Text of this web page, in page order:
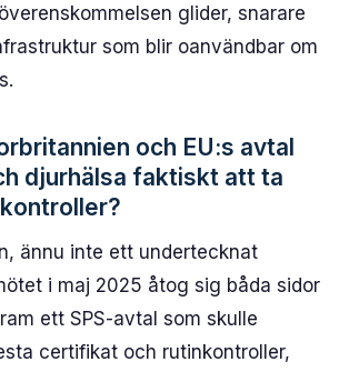
glider, snarare
som blir oanvändbar om
och EU:s avtal
djurhälsa faktiskt att ta
ännu inte ett undertecknat
i maj 2025 åtog sig båda sidor
ett SPS-avtal som skulle
certifikat och rutinkontroller,